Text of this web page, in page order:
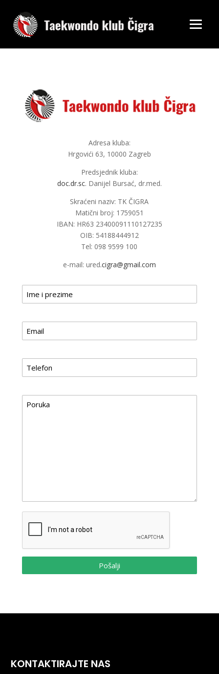
Adresa kluba:
Hrgovići 63, 10000 Zagreb
Predsjednik kluba:
doc.dr.sc. Danijel Bursać, dr.med.
Skraćeni naziv: TK ČIGRA
Matični broj: 1759051
IBAN: HR63 23400091110127235
OIB: 54188444912
Tel: 098 9599 100
e-mail: ured.cigra@gmail.com
KONTAKTIRAJTE NAS